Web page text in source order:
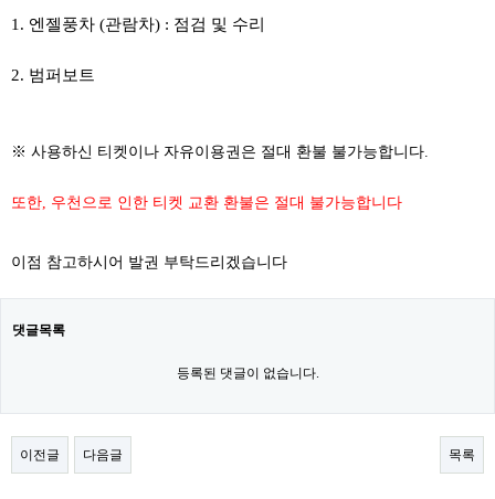
1. 엔젤풍차 (관람차) : 점검 및 수리
2. 범퍼보트
※ 사용하신 티켓이나 자유이용권은 절대 환불 불가능합니다.
또한, 우천으로 인한 티켓 교환 환불은 절대 불가능합니다
이점 참고하시어 발권 부탁드리겠습니다
댓글목록
등록된 댓글이 없습니다.
이전글 다음글 목록